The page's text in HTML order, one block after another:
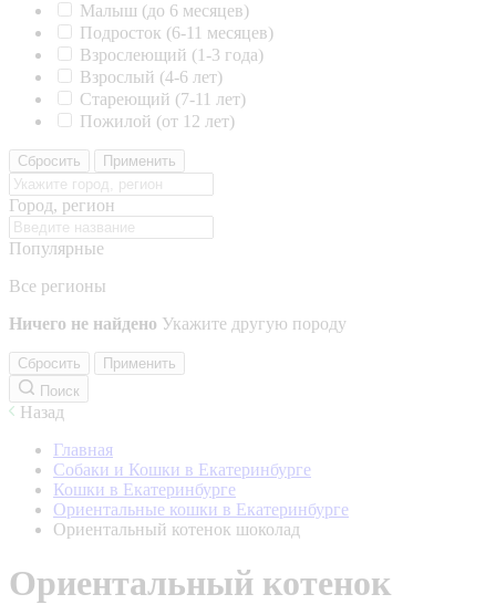
Малыш (до 6 месяцев)
Подросток (6-11 месяцев)
Взрослеющий (1-3 года)
Взрослый (4-6 лет)
Стареющий (7-11 лет)
Пожилой (от 12 лет)
Сбросить Применить
Город, регион
Популярные
Все регионы
Ничего не найдено Укажите другую породу
Сбросить
Применить
Поиск
Назад
Главная
Собаки и Кошки в Екатеринбурге
Кошки в Екатеринбурге
Ориентальные кошки в Екатеринбурге
Ориентальный котенок шоколад
Ориентальный котенок